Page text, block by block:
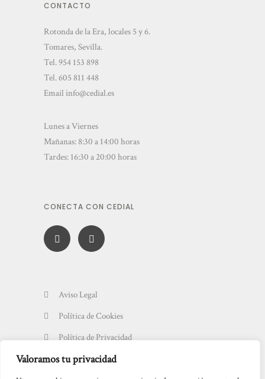
Valoramos tu privacidad
CONTACTO
Rotonda de la Era, locales 5 y 6.
Tomares, Sevilla.
Tel.954 153 898
Tel.605 811 448
Email info@cedial.es
Lunes a Viernes
Mañanas: 8:30 a 14:00 horas
Tardes: 16:30 a 20:00 horas
CONECTA CON CEDIAL
Aviso Legal
Política de Cookies
Política de Privacidad